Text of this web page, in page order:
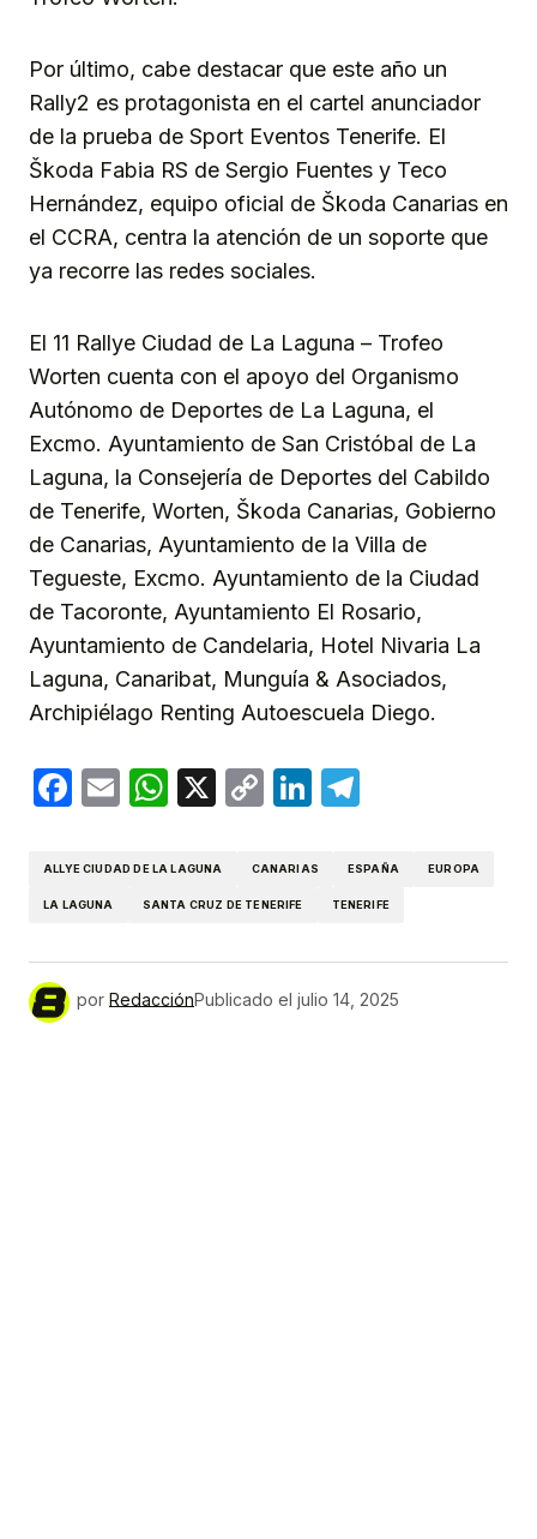
Por último, cabe destacar que este año un
Rally2 es protagonista en el cartel anunciador
de la prueba de Sport Eventos Tenerife. El
Škoda Fabia RS de Sergio Fuentes y Teco
Hernández, equipo oficial de Škoda Canarias en
el CCRA, centra la atención de un soporte que
ya recorre las redes sociales.
El 11 Rallye Ciudad de La Laguna – Trofeo
Worten cuenta con el apoyo del Organismo
Autónomo de Deportes de La Laguna, el
Excmo. Ayuntamiento de San Cristóbal de La
Laguna, la Consejería de Deportes del Cabildo
de Tenerife, Worten, Škoda Canarias, Gobierno
de Canarias, Ayuntamiento de la Villa de
Tegueste, Excmo. Ayuntamiento de la Ciudad
de Tacoronte, Ayuntamiento El Rosario,
Ayuntamiento de Candelaria, Hotel Nivaria La
Laguna, Canaribat, Munguía & Asociados,
Archipiélago Renting Autoescuela Diego.
Facebook
EmailWhatsApp
X
CopyLinkedIn
ALLYE CIUDAD DE LA LAGUNA CANARIAS ESPAÑA EUROPA
LA LAGUNA SANTA CRUZ DE TENERIFE TENERIFE
por RedacciónPublicado el julio 14, 2025